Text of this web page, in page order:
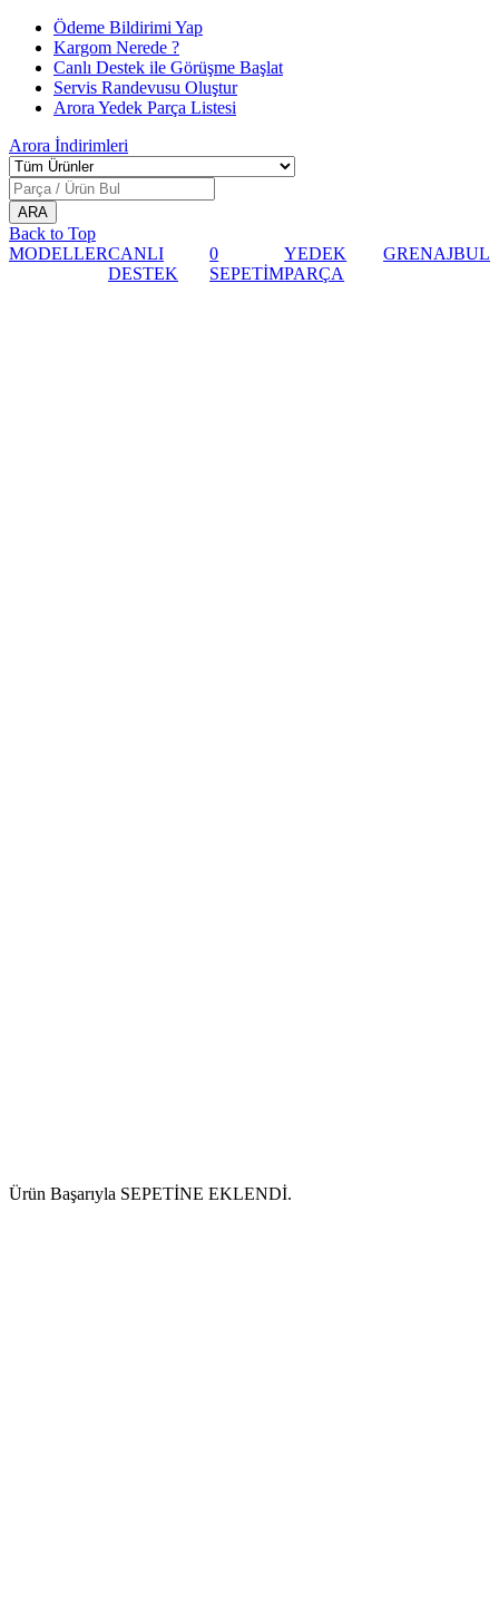
Ödeme Bildirimi Yap
Kargom Nerede ?
Canlı Destek ile Görüşme Başlat
Servis Randevusu Oluştur
Arora Yedek Parça Listesi
Arora İndirimleri
Back to Top
MODELLERCANLI
DESTEK
0
SEPETİM
YEDEK
PARÇA
GRENAJBUL
Ürün Başarıyla SEPETİNE EKLENDİ.